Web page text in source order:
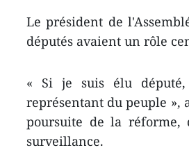
Le président de
députés avaient un rôle
« Si je suis élu député,
représentant du peuple
poursuite de la réforme,
surveillance.